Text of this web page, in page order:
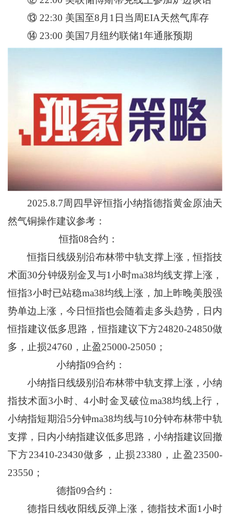
⑬ 22:30 美国至8月1日当周EIA天然气库存
⑭ 23:00 美国7月纽约联储1年通胀预期
2025.8.7周四早评恒指小纳指德指黄金原油天
然气铜操作建议参考：
恒指08合约：
恒指日线级别沿布林带中轨支撑上涨，恒指技
术面30分钟级别金叉与1小时ma38均线支撑上涨，
恒指3小时已站稳ma38均线上涨，加上昨晚美股强
势单边上涨，今日恒指也会随着走多头趋势，日内
恒指建议低多思路，恒指建议下方24820-24850做
多，止损24760，止盈25000-25050；
小纳指09合约：
小纳指日线级别沿布林带中轨支撑上涨，小纳
指技术面3小时、4小时金叉破位ma38均线上行，
小纳指短期沿5分钟ma38均线与10分钟布林带中轨
支撑，日内小纳指建议低多思路，小纳指建议回撤
下方23410-23430做多，止损23380，止盈23500-
23550；
德指09合约：
德指日线收阳线反弹上涨，德指技术面1小时